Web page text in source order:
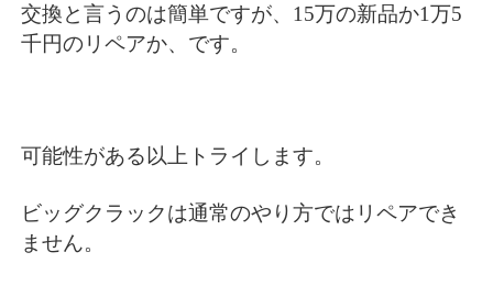
交換と言うのは簡単ですが、15万の新品か1万5
千円のリペアか、です。
可能性がある以上トライします。
ビッグクラックは通常のやり方ではリペアでき
ません。